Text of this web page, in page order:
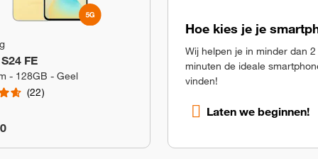
FE
- 128GB - Geel
22
Hoe kies je je
Wij helpen je in minder dan 2
minuten de ideale
vinden!
Laten we beginnen!